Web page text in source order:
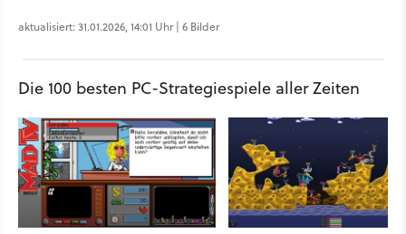
aktualisiert: 31.01.2026, 14:01 Uhr | 6 Bilder
Die 100 besten PC-Strategiespiele aller Zeiten